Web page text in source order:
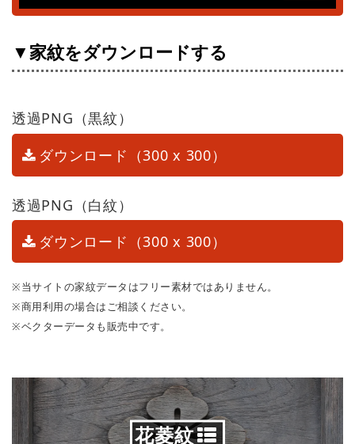
▼家紋をダウンロードする
透過PNG（黒紋）
ダウンロード（300 x 300）
透過PNG（白紋）
ダウンロード（300 x 300）
※当サイトの家紋データはフリー素材ではありません。
※商用利用の場合はご相談ください。
※ベクターデータも販売中です。
花菱紋